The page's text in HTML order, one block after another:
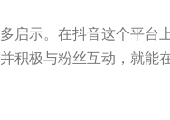
启示。在抖音这个平
积极与粉丝互动，就能